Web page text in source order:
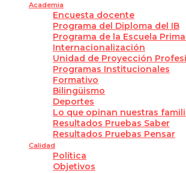
Academia
Encuesta docente
Programa del Diploma del IB
Programa de la Escuela
Internacionalización
Unidad de Proyección
Programas Institucionales
Formativo
Bilingüismo
Deportes
Lo que opinan nuestras
Resultados Pruebas Saber
Resultados Pruebas Pensar
Calidad
Política
Objetivos